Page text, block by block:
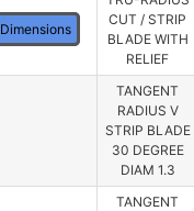
Dimensions
CUT / STRIP
BLADE WITH
RELIEF
TANGENT
RADIUS V
STRIP BLADE
30 DEGREE
DIAM 1.3
TANGENT